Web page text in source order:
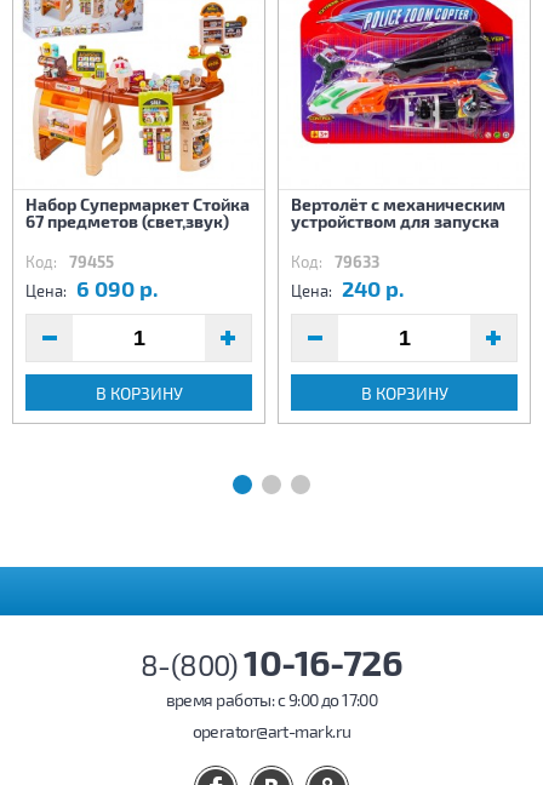
Набор Супермаркет Стойка
67 предметов (свет,звук)
Код: 79455
Цена: 6 090 р.
В КОРЗИНУ
Вертолёт с механическим
устройством для запуска
Код: 79633
Цена: 240 р.
В КОРЗИНУ
8-(800)10-16-726
время работы: c 9:00 до 17:00
operator@art-mark.ru